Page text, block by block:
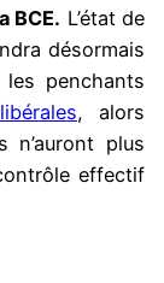
BCE. L’état de
désormais
penchants
, alors
n’auront plus
effectif